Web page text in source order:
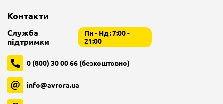
Контакти
Служба
підтримки
Пн - Нд : 7:00 -
21:00
0 (800) 30 00 66 (безкоштовно)
info@avrora.ua